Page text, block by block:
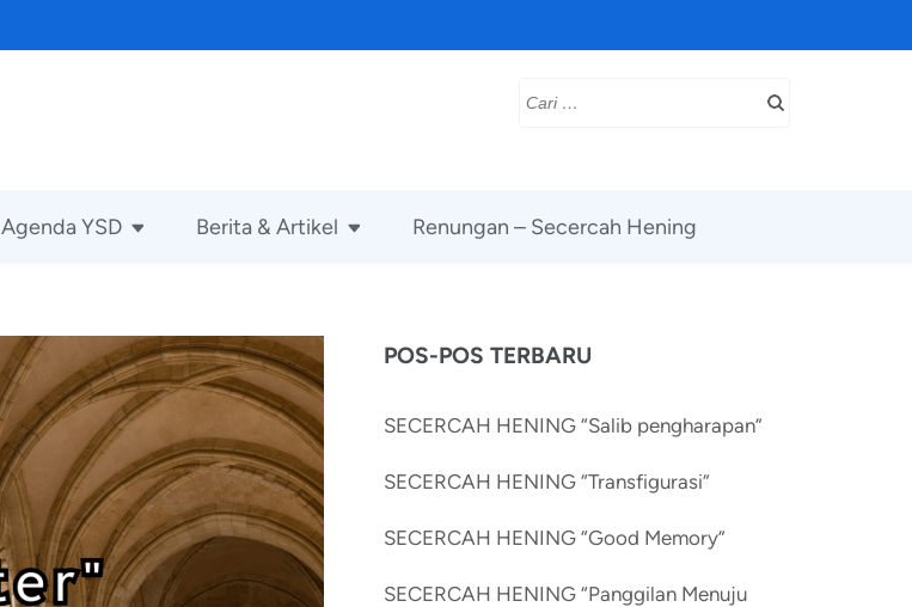
Cari
Agenda YSD Berita & Artikel Renungan – Secercah Hening
POS-POS TERBARU
SECERCAH HENING “Salib pengharapan”
SECERCAH HENING “Transfigurasi”
SECERCAH HENING “Good Memory”
SECERCAH HENING “Panggilan Menuju